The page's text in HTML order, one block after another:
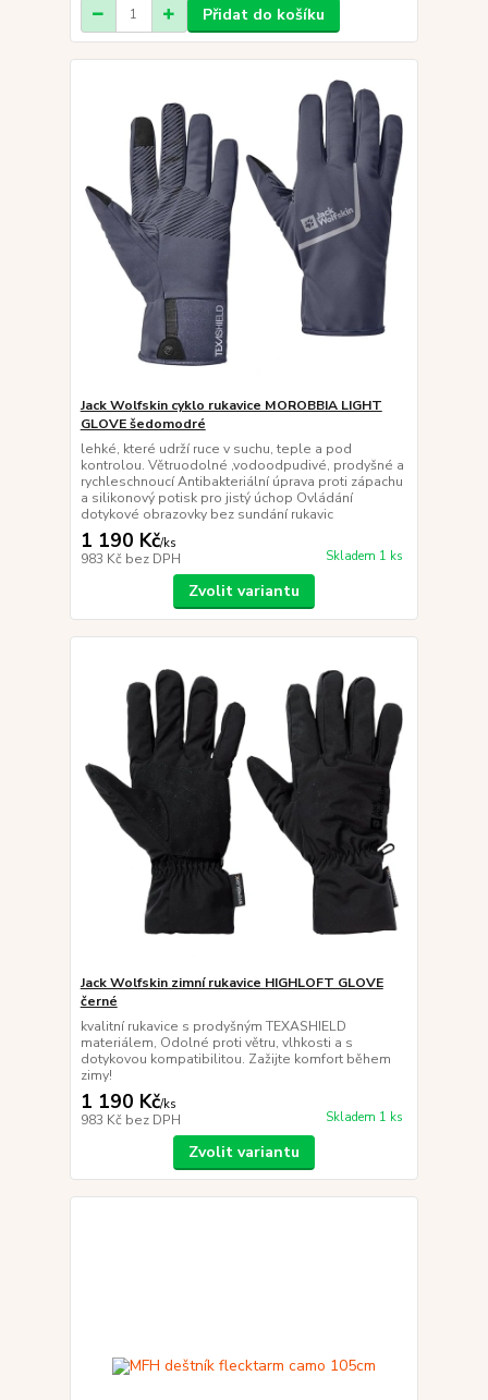
Přidat do košíku
Jack Wolfskin cyklo rukavice MOROBBIA LIGHT
GLOVE šedomodré
lehké, které udrží ruce v suchu, teple a pod
kontrolou. Větruodolné ,vodoodpudivé, prodyšné a
rychleschnoucí Antibakteriální úprava proti zápachu
a silikonový potisk pro jistý úchop Ovládání
dotykové obrazovky bez sundání rukavic
1 190 Kč/ks
983 Kč bez DPH Skladem 1 ks
Zvolit variantu
Jack Wolfskin zimní rukavice HIGHLOFT GLOVE
černé
kvalitní rukavice s prodyšným TEXASHIELD
materiálem, Odolné proti větru, vlhkosti a s
dotykovou kompatibilitou. Zažijte komfort během
zimy!
1 190 Kč/ks
983 Kč bez DPH Skladem 1 ks
Zvolit variantu